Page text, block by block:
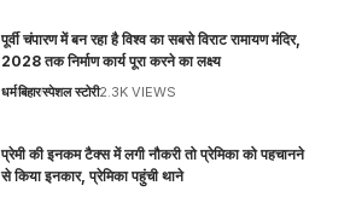
पूर्वी चंपारण में बन रहा है विश्व का सबसे विराट रामायण मंदिर,
2028 तक निर्माण कार्य पूरा करने का लक्ष्य
धर्मबिहारस्पेशल स्टोरी2.3K VIEWS
प्रेमी की इनकम टैक्स में लगी नौकरी तो प्रेमिका को पहचानने
से किया इनकार, प्रेमिका पहुंची थाने